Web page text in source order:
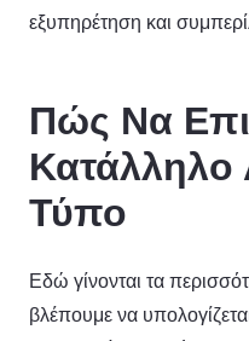
εξυπηρέτηση και
Πώς Να
Κατάλληλο
Τύπο
Εδώ γίνονται τα
βλέπουμε να